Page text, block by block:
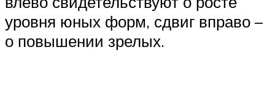
уровня юных форм, сдвиг вправо –
о повышении зрелых.